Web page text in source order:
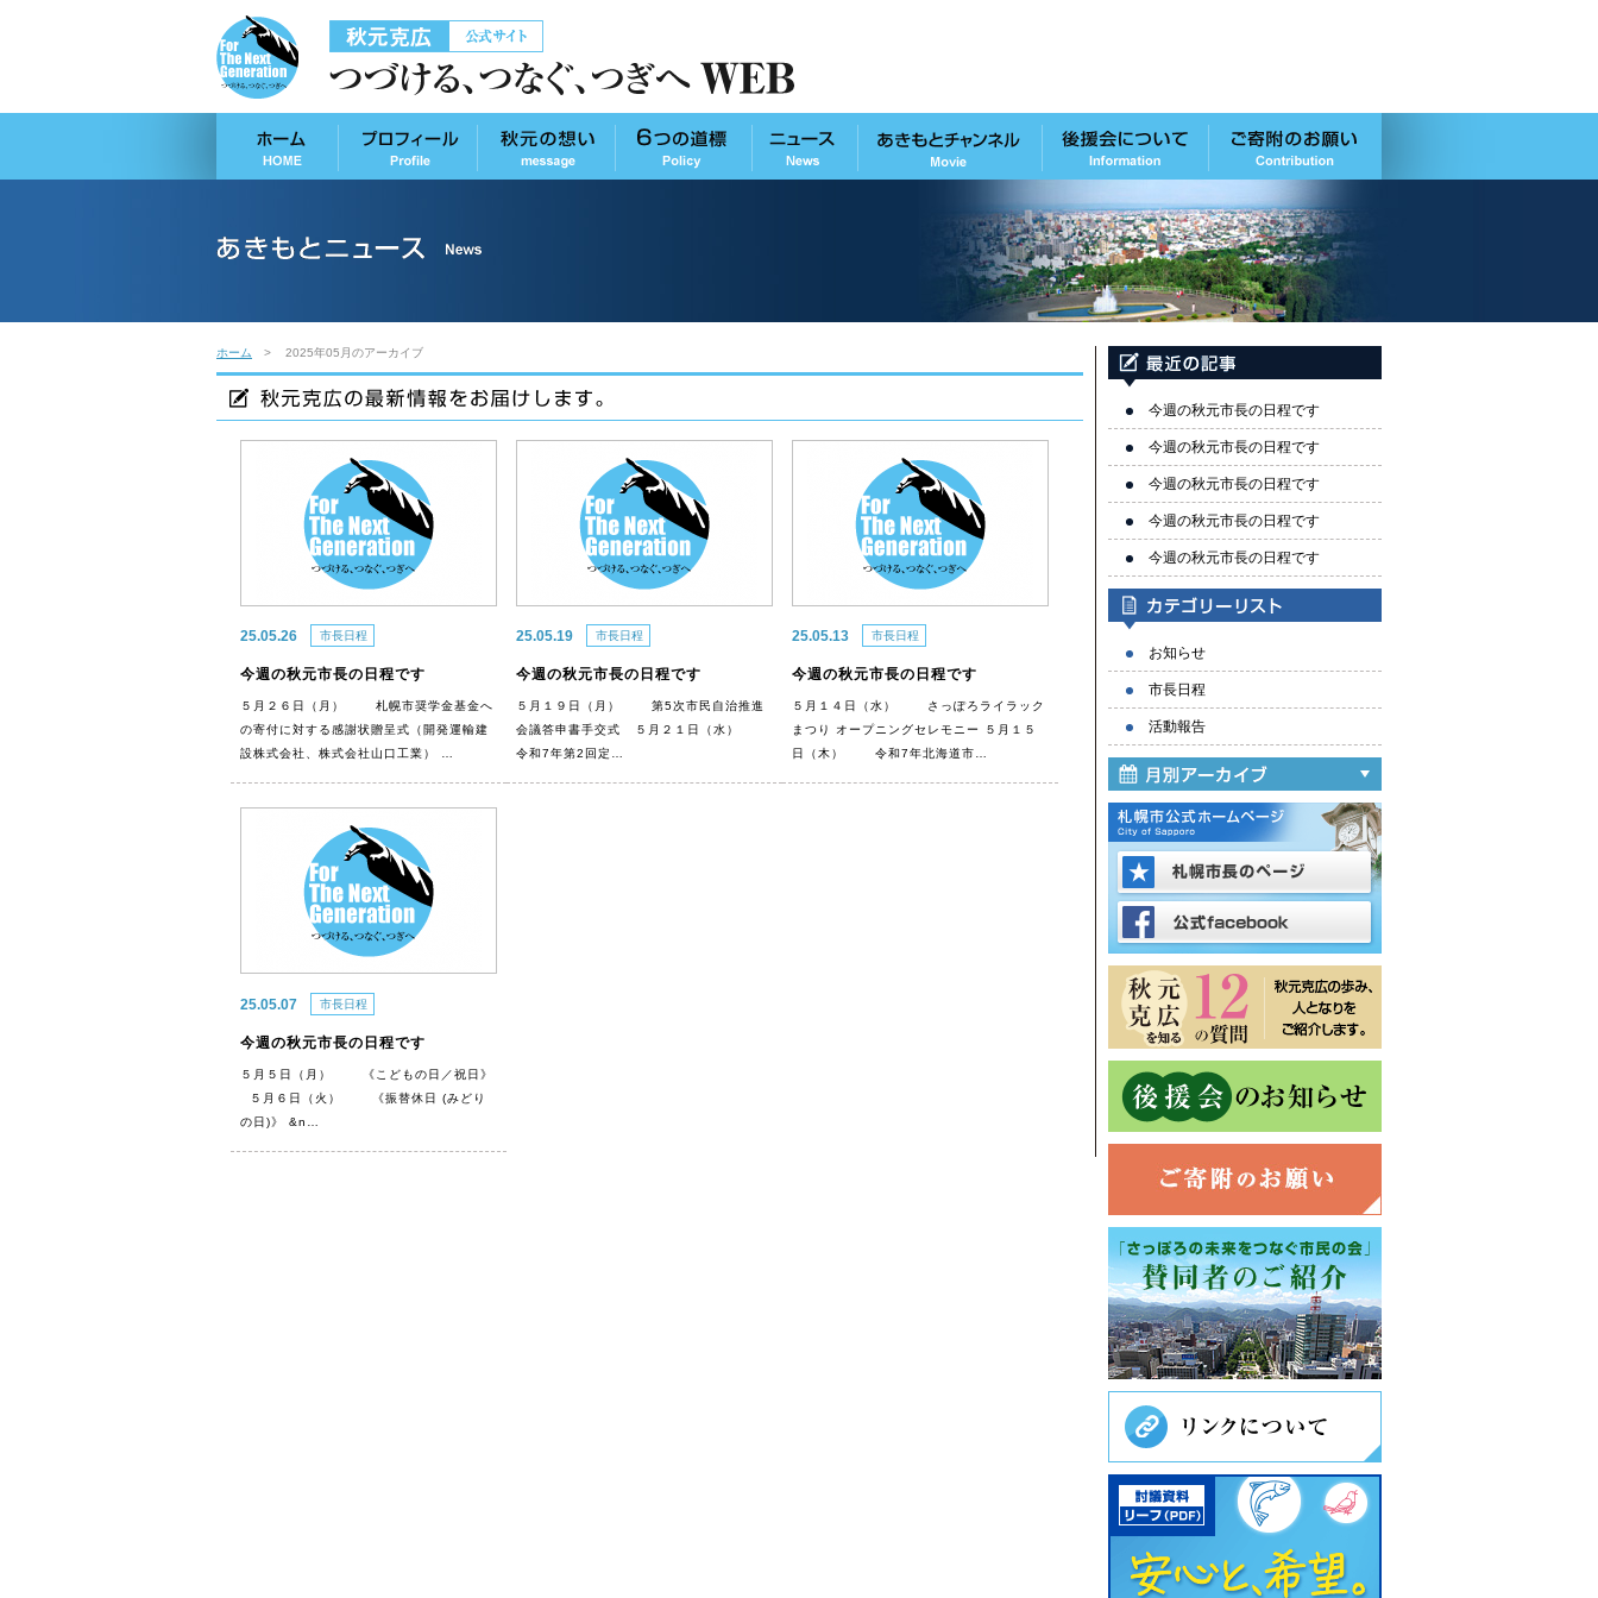
ホーム 2025年05月のアーカイブ
25.05.26 市長日程
今週の秋元市長の日程です
５月２６日（月） 札幌市奨学金基金へ
の寄付に対する感謝状贈呈式（開発運輸建
設株式会社、株式会社山口工業） …
25.05.19 市長日程
今週の秋元市長の日程です
５月１９日（月） 第5次市民自治推進
会議答申書手交式 ５月２１日（水）
令和7年第2回定…
25.05.13 市長日程
今週の秋元市長の日程です
５月１４日（水） さっぽろライラック
まつり オープニングセレモニー ５月１５
日（木） 令和7年北海道市…
25.05.07 市長日程
今週の秋元市長の日程です
５月５日（月） 《こどもの日／祝日》
５月６日（火） 《振替休日 (みどり
の日)》 &n…
今週の秋元市長の日程です
今週の秋元市長の日程です
今週の秋元市長の日程です
今週の秋元市長の日程です
今週の秋元市長の日程です
お知らせ
市長日程
活動報告